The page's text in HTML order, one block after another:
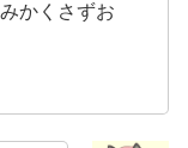
かくさずお